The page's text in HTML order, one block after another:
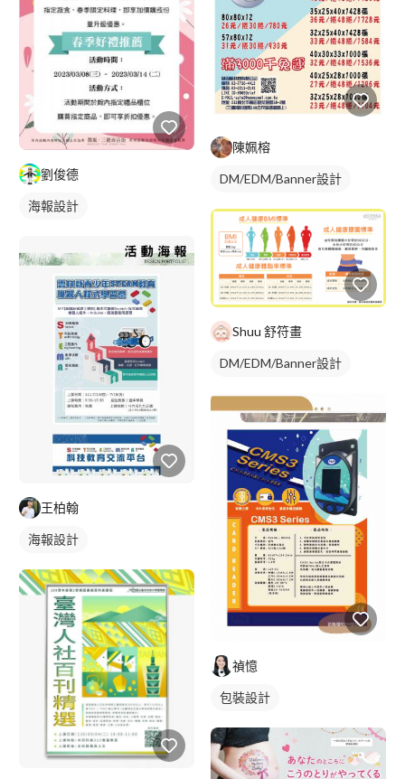
劉俊德
海報設計
王柏翰
海報設計
陳姵榕
DM/EDM/Banner設計
Shuu 舒符畫
DM/EDM/Banner設計
禎憶
包裝設計